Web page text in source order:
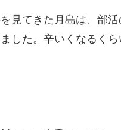
見てきた月島は、部
した。辛いくなるく